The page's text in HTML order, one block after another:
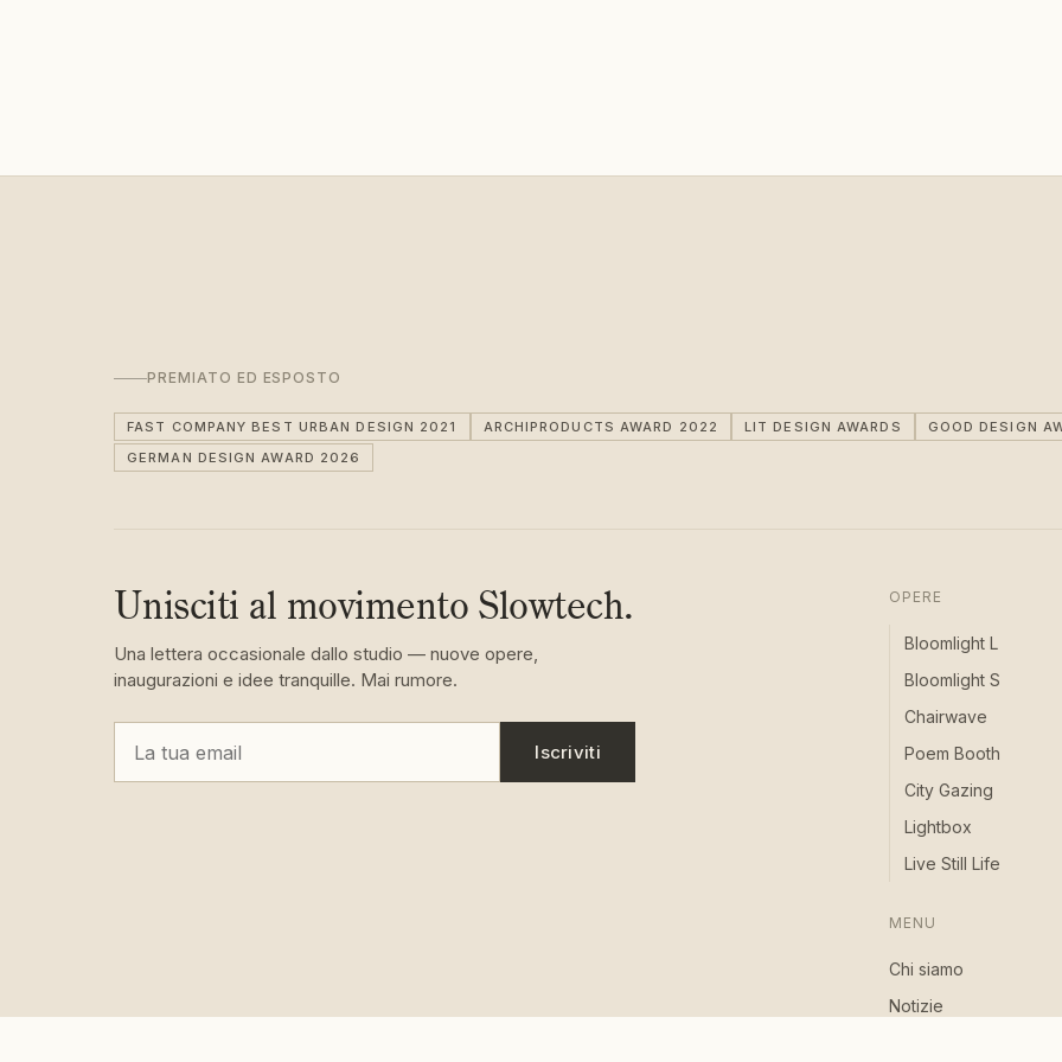
PREMIATO ED ESPOSTO
FAST COMPANY BEST URBAN DESIGN 2021 ARCHIPRODUCTS AWARD 2022 LIT DESIGN AWARDS GOOD DESIGN
GERMAN DESIGN AWARD 2026
Unisciti al movimento Slowtech.
Una lettera occasionale dallo studio — nuove opere,
inaugurazioni e idee tranquille. Mai rumore.
Iscriviti
OPERE
Bloomlight L
Bloomlight S
Chairwave
Poem Booth
City Gazing
Lightbox
Live Still Life
MENU
Chi siamo
Notizie